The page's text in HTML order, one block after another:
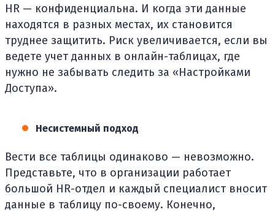
HR — конфиденциальна. И когда эти данные
находятся в разных местах, их становится
труднее защитить. Риск увеличивается, если вы
ведете учет данных в онлайн-таблицах, где
нужно не забывать следить за «Настройками
Доступа».
Несистемный подход
Вести все таблицы одинаково — невозможно.
Представьте, что в организации работает
большой HR-отдел и каждый специалист вносит
данные в таблицу по-своему. Конечно,